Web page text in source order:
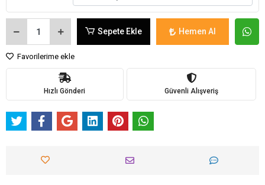
Sepete Ekle Hemen Al
Favorilerime ekle
Hızlı Gönderi Güvenli Alışveriş